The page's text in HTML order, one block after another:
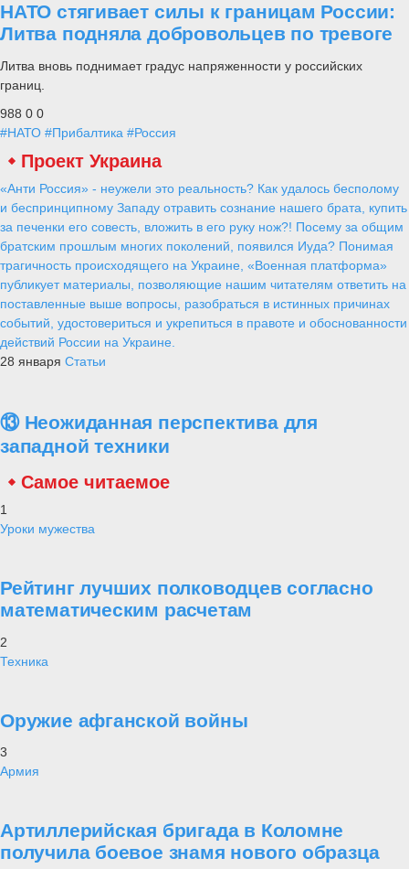
НАТО стягивает силы к границам России:
Литва подняла добровольцев по тревоге
Литва вновь поднимает градус напряженности у российских
границ.
988 0 0
#НАТО #Прибалтика #Россия
Проект Украина
«Анти Россия» - неужели это реальность? Как удалось бесполому
и беспринципному Западу отравить сознание нашего брата, купить
за печенки его совесть, вложить в его руку нож?! Посему за общим
братским прошлым многих поколений, появился Иуда? Понимая
трагичность происходящего на Украине, «Военная платформа»
публикует материалы, позволяющие нашим читателям ответить на
поставленные выше вопросы, разобраться в истинных причинах
событий, удостовериться и укрепиться в правоте и обоснованности
действий России на Украине.
28 января Статьи
⑬ Неожиданная перспектива для
западной техники
Самое читаемое
1
Уроки мужества
Рейтинг лучших полководцев согласно
математическим расчетам
2
Техника
Оружие афганской войны
3
Армия
Артиллерийская бригада в Коломне
получила боевое знамя нового образца